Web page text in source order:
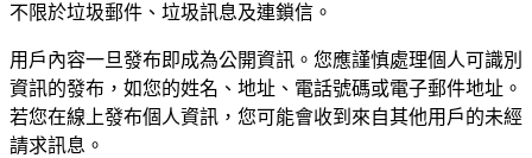
不限於垃圾郵件、垃圾訊息及連鎖信。
用戶內容一旦發布即成為公開資訊。您應謹慎處理個人可識別
資訊的發布，如您的姓名、地址、電話號碼或電子郵件地址。
若您在線上發布個人資訊，您可能會收到來自其他用戶的未經
請求訊息。